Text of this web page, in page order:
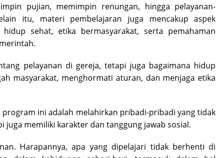
pujian, memimpin renungan, hingga pelayanan-
itu, materi pembelajaran juga mencakup aspek
sehat, etika bermasyarakat, serta pemahaman
pelayanan di gereja, tetapi juga bagaimana hidup
masyarakat, menghormati aturan, dan menjaga etika
ini adalah melahirkan pribadi-pribadi yang tidak
juga memiliki karakter dan tanggung jawab sosial.
Harapannya, apa yang dipelajari tidak berhenti di